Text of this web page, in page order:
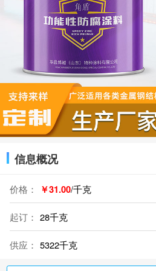
信息概况
价格： ￥31.00/千克
起订： 28千克
供应： 5322千克